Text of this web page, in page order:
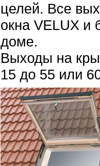
целей. Все
окна VELUX и
доме.
Выходы на
15 до 55 или